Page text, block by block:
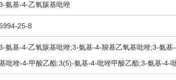
氨基-4-乙氧羰基吡唑
25-8
氨基-4-乙氧羰基吡唑;3-氨基-4-羧基乙氧基吡唑;3-氨
吡唑-4-甲酸乙酯;3(5)-氨基-4-吡唑甲酸乙酯;3-氨基-4-